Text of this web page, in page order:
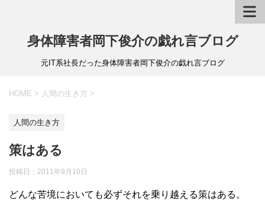
身体障害者岡下俊介の戯れ言ブログ
元IT系社長だった身体障害者岡下俊介の戯れ言ブログ
HOME > 人間の生き方 >
人間の生き方
策はある
投稿日： 2011年9月10日
どんな苦境においても必ずそれを乗り越える策はある。